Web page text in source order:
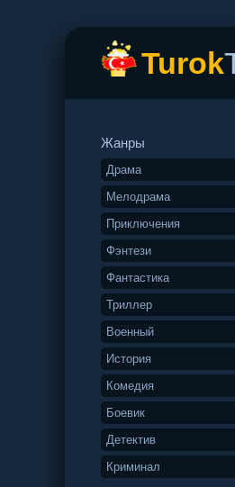
Turok
Жанры
Драма
Мелодрама
Приключения
Фэнтези
Фантастика
Триллер
Военный
История
Комедия
Боевик
Детектив
Криминал